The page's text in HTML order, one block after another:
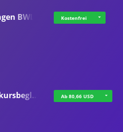
BWL Kostenfrei
Ab 80,66 USD